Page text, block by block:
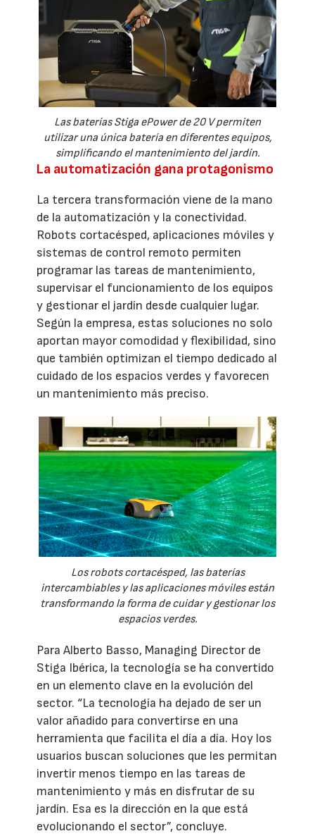
Las baterías Stiga ePower de 20 V permiten
utilizar una única batería en diferentes equipos,
simplificando el mantenimiento del jardín.
La automatización gana protagonismo
La tercera transformación viene de la mano
de la automatización y la conectividad.
Robots cortacésped, aplicaciones móviles y
sistemas de control remoto permiten
programar las tareas de mantenimiento,
supervisar el funcionamiento de los equipos
y gestionar el jardín desde cualquier lugar.
Según la empresa, estas soluciones no solo
aportan mayor comodidad y flexibilidad, sino
que también optimizan el tiempo dedicado al
cuidado de los espacios verdes y favorecen
un mantenimiento más preciso.
Los robots cortacésped, las baterías
intercambiables y las aplicaciones móviles están
transformando la forma de cuidar y gestionar los
espacios verdes.
Para Alberto Basso, Managing Director de
Stiga Ibérica, la tecnología se ha convertido
en un elemento clave en la evolución del
sector. “La tecnología ha dejado de ser un
valor añadido para convertirse en una
herramienta que facilita el día a día. Hoy los
usuarios buscan soluciones que les permitan
invertir menos tiempo en las tareas de
mantenimiento y más en disfrutar de su
jardín. Esa es la dirección en la que está
evolucionando el sector”, concluye.